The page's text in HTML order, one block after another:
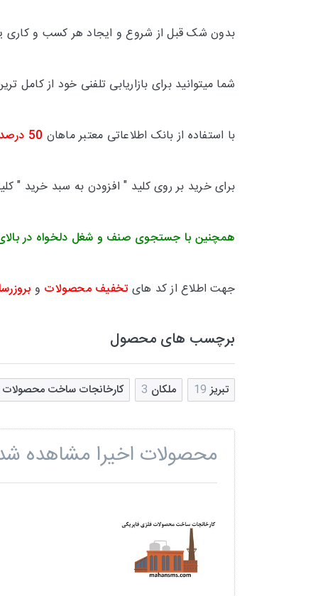
بدون شک قبل از شروع و ایجاد هر کسب و کاری
شما میتوانید برای بازاریابی تلفنی خود از
با استفاده از بانک اطلاعاتی معتبر ماهان 50 درصد
برای خرید بر روی کلید " افزودن به سبد خرید "
همچنین با جستجوی صنف و شغل دلخواه در
جهت اطلاع از کد های تخفیف محصولات و
برچسب های محصول
تبریز 19 ملکان 3 کارخانجات ساخت محصولات
محصولات اخیرا مشاهده